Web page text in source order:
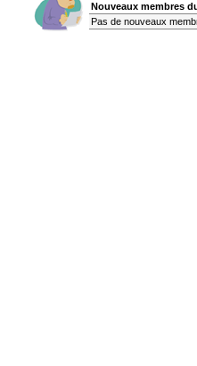
Nouveaux membres
Pas de nouveaux